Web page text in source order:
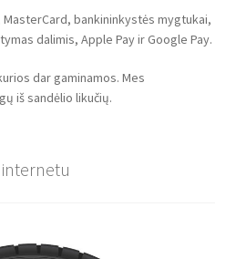
MasterCard, bankininkystės mygtukai,
dalimis, Apple Pay ir Google Pay.
dar gaminamos. Mes
iš sandėlio likučių.